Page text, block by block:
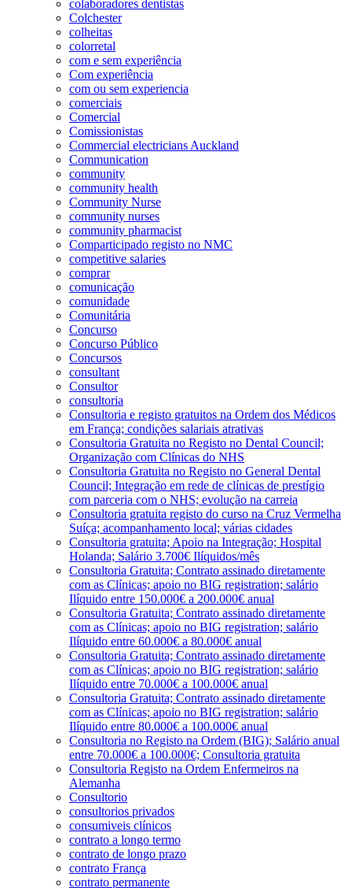
colaboradores dentistas
Colchester
colheitas
colorretal
com e sem experiência
Com experiência
com ou sem experiencia
comerciais
Comercial
Comissionistas
Commercial electricians Auckland
Communication
community
community health
Community Nurse
community nurses
community pharmacist
Comparticipado registo no NMC
competitive salaries
comprar
comunicação
comunidade
Comunitária
Concurso
Concurso Público
Concursos
consultant
Consultor
consultoria
Consultoria e registo gratuitos na Ordem dos Médicos
em França; condições salariais atrativas
Consultoria Gratuita no Registo no Dental Council;
Organização com Clínicas do NHS
Consultoria Gratuita no Registo no General Dental
Council; Integração em rede de clínicas de prestígio
com parceria com o NHS; evolução na carreia
Consultoria gratuita registo do curso na Cruz Vermelha
Suíça; acompanhamento local; várias cidades
Consultoria gratuita; Apoio na Integração; Hospital
Holanda; Salário 3.700€ Ilíquidos/mês
Consultoria Gratuita; Contrato assinado diretamente
com as Clínicas; apoio no BIG registration; salário
Ilíquido entre 150.000€ a 200.000€ anual
Consultoria Gratuita; Contrato assinado diretamente
com as Clínicas; apoio no BIG registration; salário
Ilíquido entre 60.000€ a 80.000€ anual
Consultoria Gratuita; Contrato assinado diretamente
com as Clínicas; apoio no BIG registration; salário
Ilíquido entre 70.000€ a 100.000€ anual
Consultoria Gratuita; Contrato assinado diretamente
com as Clínicas; apoio no BIG registration; salário
Ilíquido entre 80.000€ a 100.000€ anual
Consultoria no Registo na Ordem (BIG); Salário anual
entre 70.000€ a 100.000€; Consultoria gratuita
Consultoria Registo na Ordem Enfermeiros na
Alemanha
Consultorio
consultorios privados
consumiveis clínicos
contrato a longo termo
contrato de longo prazo
contrato França
contrato permanente